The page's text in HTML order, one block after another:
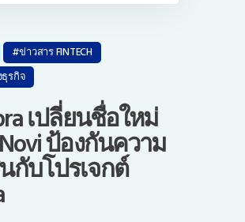
ข่าวสาร FINTECH
รกิจ
เปลี่ยนชื่อใหม่
ป้องกันความ
กับโปรเจกต์